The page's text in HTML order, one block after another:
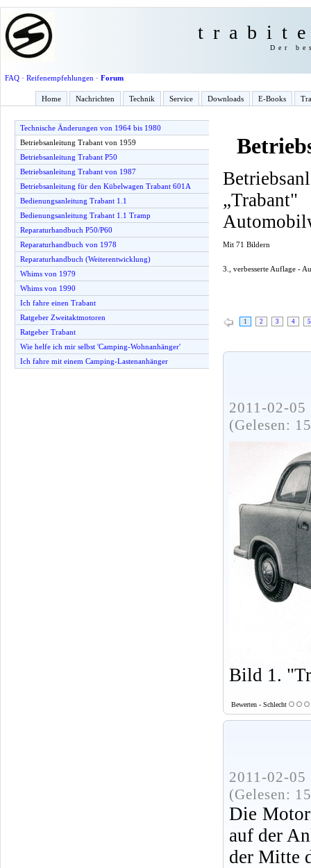
Der
FAQ· Reifenempfehlungen · Forum
Home Nachrichten Technik Service Downloads E-Books
Technische Änderungen von 1964 bis 1980
Betriebsanleitung Trabant von 1959
Betriebsanleitung Trabant P50
Betriebsanleitung Trabant von 1987
Betriebsanleitung für den Kübelwagen Trabant 601A
Bedienungsanleitung Trabant 1.1
Bedienungsanleitung Trabant 1.1 Tramp
Reparaturhandbuch P50/P60
Reparaturhandbuch von 1978
Reparaturhandbuch (Weiterentwicklung)
Whims von 1979
Whims von 1990
Ich fahre einen Trabant
Ratgeber Zweitaktmotoren
Ratgeber Trabant
Wie helfe ich mir selbst 'Camping-Wohnanhänger'
Ich fahre mit einem Camping-Lastenanhänger
Mit 71 Bildern
3., verbesserte Auflage -
1 2 3 4 5
2011-02-
(Gelesen:
Bild 1.
Bewerten - Schlecht
2011-02-
(Gelesen:
Die
auf der
der Mitte